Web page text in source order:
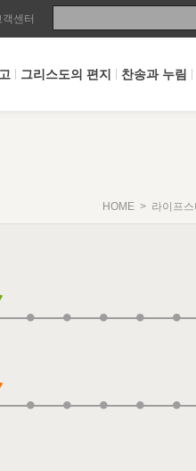
객센터
그리스도의 편지 찬송과 누림
HOME > 라이프스